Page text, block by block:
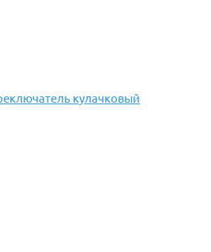
кулачковый